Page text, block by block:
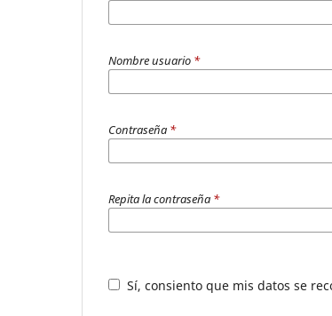
Nombre usuario *
Contraseña *
Repita la contraseña *
Sí, consiento que mis datos se